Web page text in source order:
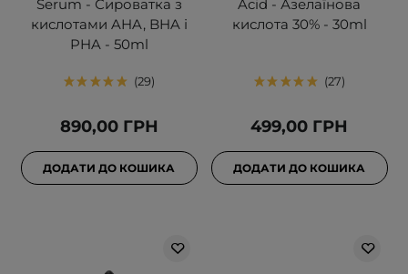
Serum - Сироватка з
кислотами AHA, BHA і
PHA - 50ml
29
890,00 ГРН
ДОДАТИ ДО КОШИКА
Acid - Азелаїнова
кислота 30% - 30ml
27
499,00 ГРН
ДОДАТИ ДО КОШИКА